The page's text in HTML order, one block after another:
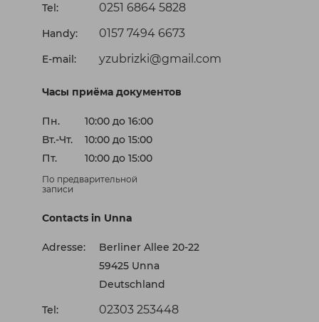
Tel:
0251 6864 5828
Handy: 0157 7494 6673
E-mail: yzubrizki@gmail.com
Часы приёма документов
Пн.
10:00 до 16:00
Вт.-Чт.
10:00 до 15:00
Пт.
10:00 до 15:00
По предварительной
записи
Contacts in Unna
Adresse:
Berliner Allee 20-22
59425 Unna
Deutschland
Tel:
02303 253448